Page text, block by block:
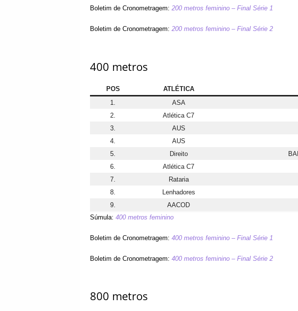
Boletim de Cronometragem: 200 metros feminino – Final Série 1
Boletim de Cronometragem: 200 metros feminino – Final Série 2
400 metros
POS ATLÉTICA
1.
ASA
2.
Atlética C7
3.
AUS
4.
AUS
5.
Direito
6.
Atlética C7
7.
Rataria
8.
Lenhadores
9.
AACOD
Súmula: 400 metros feminino
Boletim de Cronometragem: 400 metros feminino – Final Série 1
Boletim de Cronometragem: 400 metros feminino – Final Série 2
800 metros